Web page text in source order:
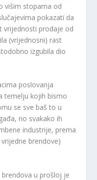
višim stopama od
pokazati da
vrijednosti prodaje od
(vrijednosni) rast
izgubila dio
poslovanja
temelju kojih bismo
se sve baš to u
no svakako ih
industrije, prema
brendove)
brendova u prošloj je